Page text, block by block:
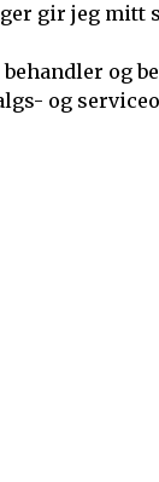
gir jeg mitt
og
og